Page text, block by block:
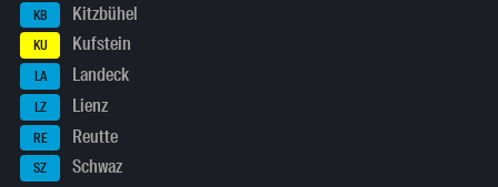
KB Kitzbühel
KU Kufstein
LA Landeck
LZ Lienz
RE Reutte
SZ Schwaz